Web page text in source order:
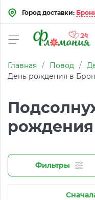
Город доставки:
Главная / Повод /
День рождения в
Фильтры